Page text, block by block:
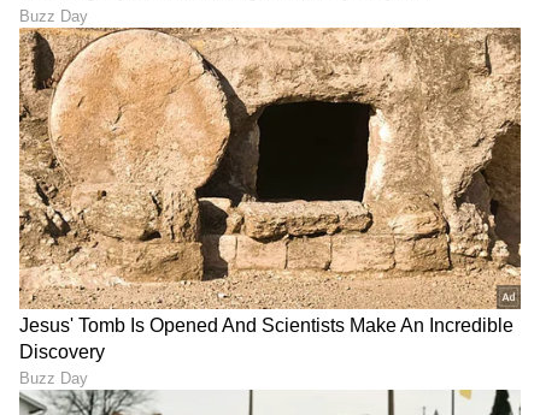
DOWNLOAD APP
RECOMMENDED STORIES